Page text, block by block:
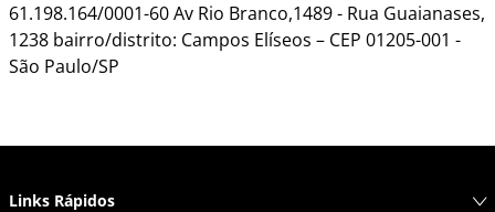
61.198.164/0001-60 Av Rio Branco,1489 - Rua Guaianases,
1238 bairro/distrito: Campos Elíseos – CEP 01205-001 -
São Paulo/SP
Links Rápidos